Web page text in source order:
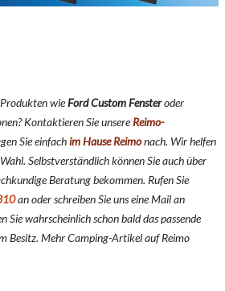
wieFord Custom Fensteroder
Kontaktieren Sie unsereReimo-
Sie einfachim Hause Reimonach. Wir helfen
Selbstverständlich können Sie auch über
Beratung bekommen. Rufen Sie
an oder schreiben Sie uns eine Mail an
Sie wahrscheinlich schon bald das passende
Besitz. Mehr Camping-Artikel auf Reimo